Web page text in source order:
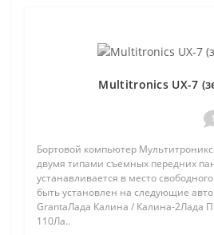
Multitronics UX-7
1
Бортовой компьютер Мультитроникс
двумя типами съемных передних
устанавливается в место
быть установлен на следующие
GrantaЛада Калина / Калина-2Лада
110Ла..